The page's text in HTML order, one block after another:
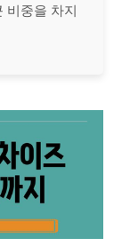
비중을 차지